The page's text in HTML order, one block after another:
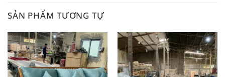
SẢN PHẨM TƯƠNG TỰ